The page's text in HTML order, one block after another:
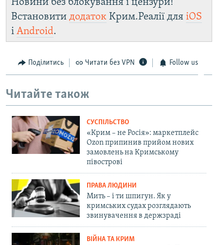
Встановити додаток Крим.Реалії для iOS
і Android.
Поділитись Читати без VPN Follow us
Читайте також
СУСПІЛЬСТВО
«Крим – не Росія»: маркетплейс
Ozon припинив прийом нових
замовлень на Кримському
півострові
ПРАВА ЛЮДИНИ
Мить – і ти шпигун. Як у
кримських судах розглядають
звинувачення в держзраді
ВІЙНА ТА КРИМ